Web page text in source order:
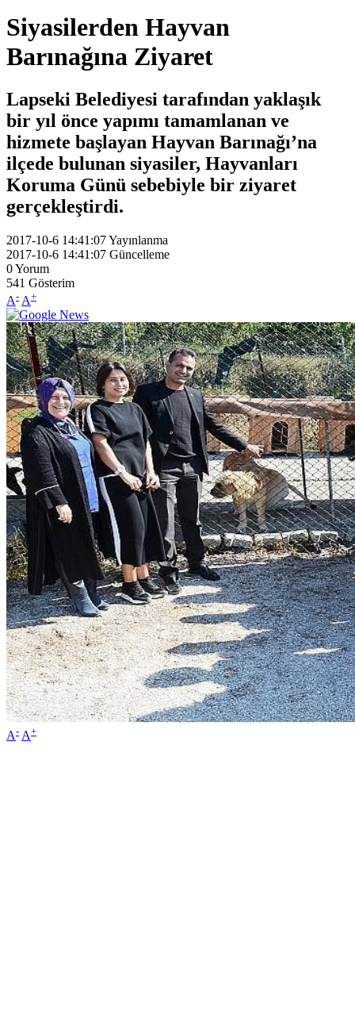
Siyasilerden Hayvan
Barınağına Ziyaret
Lapseki Belediyesi tarafından yaklaşık
bir yıl önce yapımı tamamlanan ve
hizmete başlayan Hayvan Barınağı’na
ilçede bulunan siyasiler, Hayvanları
Koruma Günü sebebiyle bir ziyaret
gerçekleştirdi.
2017-10-6 14:41:07Yayınlanma
2017-10-6 14:41:07 Güncelleme
0Yorum
541 Gösterim
A- A+
A- A+